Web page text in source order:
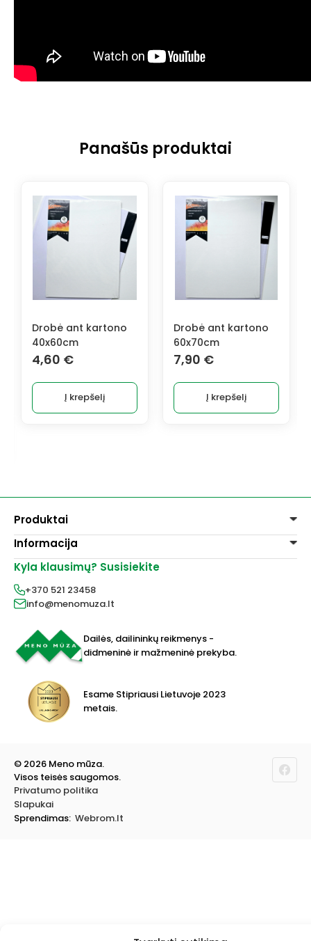
Panašūs produktai
Drobė ant kartono
60x70cm
7,90 €
Į krepšelį
Drobė ant kartono
50x70cm
6,60€
Į krepšelį
Produktai
Dažai
Dekoravimui
Lakai, skiedikliai
Grafitiniai pieštukai
Įvairiems paviršiams
Molbertai
Keramikams ir skulptoriams
FIMO modelinas
Mokyklinės ir biuro prekės
Vokai
Rėmai ir rėminimas
Informacija
Pirkimo taisyklės
Prekių pristatymas
Prekių grąžinimas
Parduotuvės
Kyla klausimų? Susisiekite
+370 521 23458
info@menomuza.lt
Dailės, dailininkų reikmenys -
didmeninė ir mažmeninė prekyba.
Esame Stipriausi Lietuvoje 2023
metais.
© 2026 Meno mūza.
Visos teisės saugomos.
Privatumo politika
Slapukai
Sprendimas: Webrom.lt